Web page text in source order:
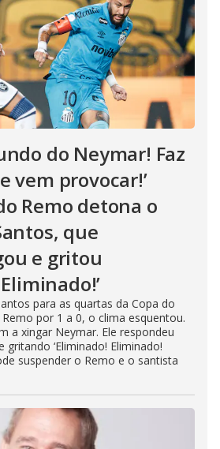
do Neymar! Faz
vem provocar!’
Remo detona o
que
e gritou
para as quartas da Copa do
por 1 a 0, o clima esquentou.
a xingar Neymar. Ele respondeu
‘Eliminado! Eliminado!
suspender o Remo e o santista